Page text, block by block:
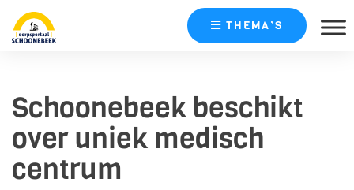
content
THEMA’S
Schoonebeek beschikt
over uniek medisch
centrum